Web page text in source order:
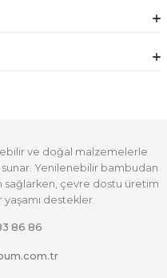
ve doğal malzemelerle
Yenilenebilir bambudan
sağlarken, çevre dostu üretim
yaşamı destekler.
86 86